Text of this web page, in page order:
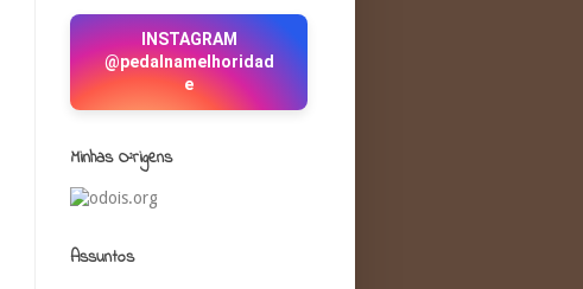
INSTAGRAM
@pedalnamelhoridad
e
Minhas O²rigens
Assuntos